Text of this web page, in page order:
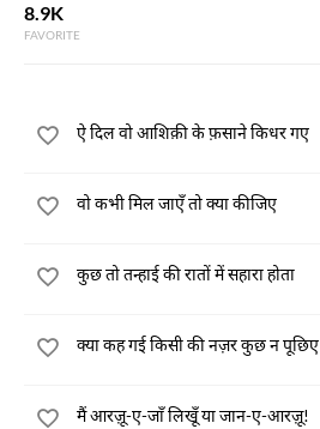
8.9K
FAVORITE
ऐ दिल वो आशिक़ी के फ़साने किधर गए
वो कभी मिल जाएँ तो क्या कीजिए
कुछ तो तन्हाई की रातों में सहारा होता
क्या कह गई किसी की नज़र कुछ न पूछिए
मैं आरज़ू-ए-जाँ लिखूँ या जान-ए-आरज़ू!